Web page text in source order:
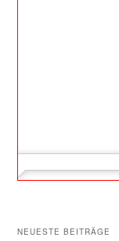
NEUESTE BEITRÄGE